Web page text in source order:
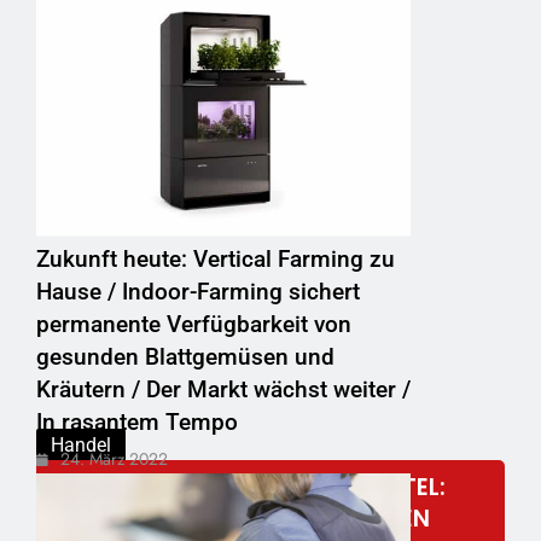
Zukunft heute: Vertical Farming zu
Hause / Indoor-Farming sichert
permanente Verfügbarkeit von
gesunden Blattgemüsen und
Kräutern / Der Markt wächst weiter /
In rasantem Tempo
24. März 2022
Handel
RUND DREI TONNEN LEBENSMITTEL:
DAS ESSEN DIE ATHLETEN BEI DEN